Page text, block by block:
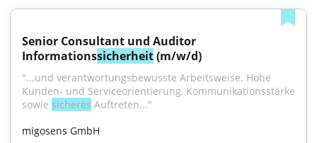
Senior Consultant und Auditor
Informationssicherheit (m/w/d)
"...und verantwortungsbewusste Arbeitsweise. Hohe
Kunden- und Serviceorientierung, Kommunikationsstärke
sowie sicheres Auftreten..."
migosens GmbH